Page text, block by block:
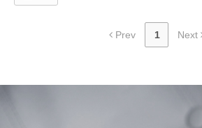
Prev 1 Next